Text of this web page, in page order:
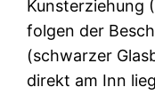
Kunsterziehung
folgen der
(schwarzer
direkt am Inn